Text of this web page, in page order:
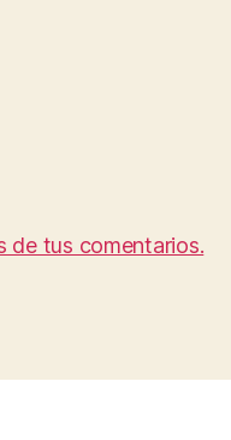
de tus comentarios.